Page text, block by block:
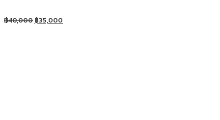
฿40,000฿35,000